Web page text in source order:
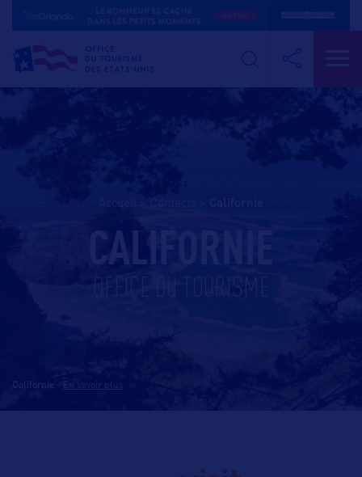
CALIFORNIE
OFFICE DU TOURISME
Californie